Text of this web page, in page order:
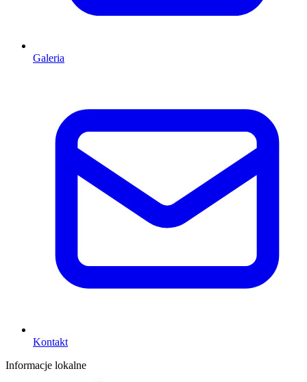
Galeria
Kontakt
Informacje lokalne